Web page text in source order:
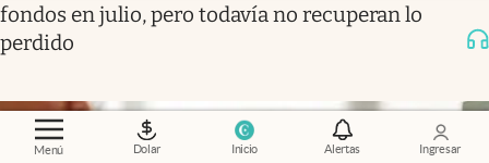
Menú Dolar Inicio Alertas Ingresar
fondos en julio, pero todavía no recuperan lo
perdido